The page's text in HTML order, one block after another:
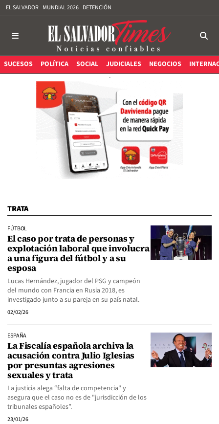
EL SALVADOR MUNDIAL 2026 DETENCIÓN
SUCESOS POLÍTICA SOCIAL JUDICIALES NEGOCIOS
TRATA
FÚTBOL
El caso por trata de personas y
explotación laboral que involucra
a una figura del fútbol y a su
esposa
Lucas Hernández, jugador del PSG y campeón
del mundo con Francia en Rusia 2018, es
investigado junto a su pareja en su país natal.
02/02/26
ESPAÑA
La Fiscalía española archiva la
acusación contra Julio Iglesias
por presuntas agresiones
sexuales y trata
La justicia alega “falta de competencia" y
asegura que el caso no es de "jurisdicción de los
tribunales españoles”.
23/01/26